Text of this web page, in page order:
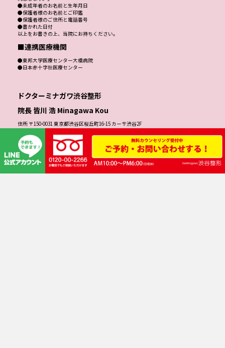
●未成年者のお名前と生年月日
●保護者様のお名前とご印鑑
●保護者様のご住所と電話番号
●書かれた日付
以上をお書きの上、当院にお持ちください。
■連携医療機関
●東邦大学医療センター大橋病院
●日本赤十字社医療センター
ドクターミナガワ渋谷整形
院長 皆川 浩 Minagawa Kou
住所 〒150-0031 東京都渋谷区桜丘町16-15 カーサ渋谷2F
TEL 0120-00-2266（患者様専用ダイヤル）
こちらは患者様専用の回線となっております。営業のお電話は一切お受けできかね
ます。
路線 井の頭線 渋谷駅
JR・東横線・田園都市線・東京メトロ銀座線・半蔵門線 渋谷駅